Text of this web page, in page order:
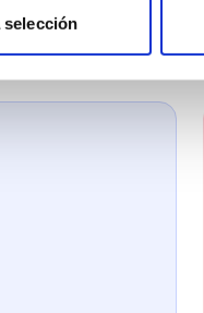
selección tu